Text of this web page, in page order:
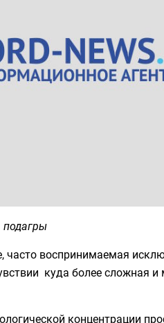
подагры
воспринимаемая
куда более сложная и
концентрации